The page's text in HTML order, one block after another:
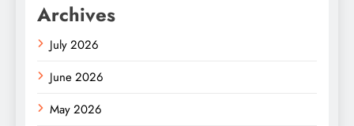
Archives
July 2026
June 2026
May 2026